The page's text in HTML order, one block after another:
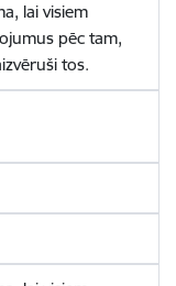
lai visiem
pēc tam,
tos.